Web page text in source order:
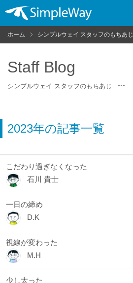
ホーム シンプルウェイ スタッフのもちあじ
Staff Blog
シンプルウェイ スタッフのもちあじ
2023年の記事一覧
石川 貴士
こだわり過ぎなくなった
D.K
一日の締め
M.H
視線が変わった
少し太った